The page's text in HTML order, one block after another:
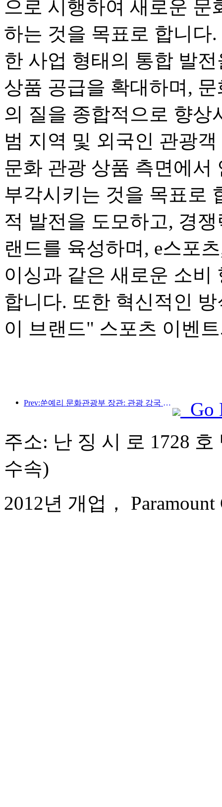
으로 시행하여 새로운
하는 것을 목표로 합니다
한 사업 형태의 통합 발
상품 공급을 확대하며,
의 질을 종합적으로 향상
범 지역 및 외국인 관광
문화 관광 상품 측면에
부각시키는 것을 목표로
적 발전을 도모하고, 경
랜드를 육성하며, e스포
이싱과 같은 새로운 소비
합니다. 또한 혁신적인
이 브랜드" 스포츠 이벤
Prev:쑨예리 문화관광부 장관: 관광 강국 건설을 촉진하고 고품질 관광 상품 공급을 풍부하게 해야 합니다.
Go
주소: 난 징 시 로 1728
수속)
2012년 개업，